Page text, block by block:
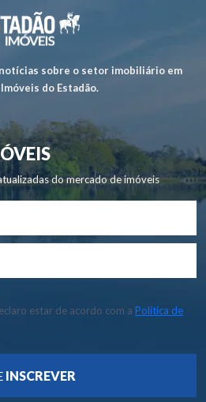
sobre o setor imobiliário em
do Estadão.
do mercado de imóveis
estar de acordo com a Política de
INSCREVER